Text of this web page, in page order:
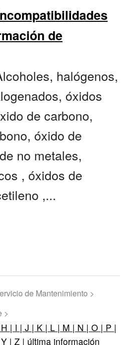
de
halógenos,
óxidos
de carbono,
óxido de
no metales,
, óxidos de
,...
de Mantenimiento >
>
H | I | J | K | L | M | N | O | P |
Y | Z | última información